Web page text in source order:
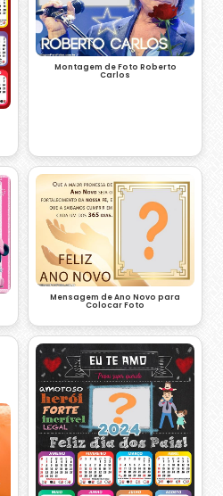
Montagem de Foto Roberto
Carlos
Mensagem de Ano Novo para
Colocar Foto